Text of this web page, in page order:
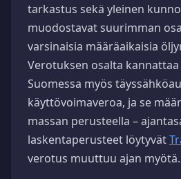
tarkastus sekä yleinen
muodostavat suurimman
varsinaisia määräaikaisia
Verotuksen osalta
Suomessa myös
käyttövoimaveroa, ja se
massan perusteella –
laskentaperusteet löytyvät
verotus muuttuu ajan myötä.